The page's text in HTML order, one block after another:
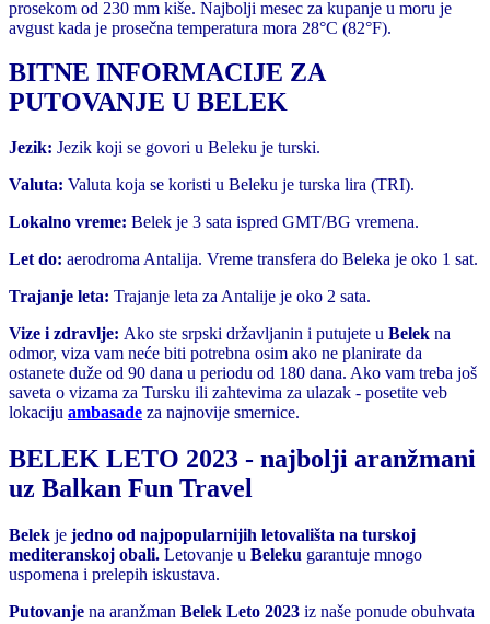
prosekom od 230 mm kiše. Najbolji mesec za kupanje u moru je
avgust kada je prosečna temperatura mora 28°C (82°F).
BITNE INFORMACIJE ZA
PUTOVANJE U BELEK
Jezik: Jezik koji se govori u Beleku je turski.
Valuta: Valuta koja se koristi u Beleku je turska lira (TRI).
Lokalno vreme: Belek je 3 sata ispred GMT/BG vremena.
Let do: aerodroma Antalija. Vreme transfera do Beleka je oko 1 sat.
Trajanje leta: Trajanje leta za Antalije je oko 2 sata.
Vize i zdravlje: Ako ste srpski državljanin i putujete u Belek na
odmor, viza vam neće biti potrebna osim ako ne planirate da
ostanete duže od 90 dana u periodu od 180 dana. Ako vam treba još
saveta o vizama za Tursku ili zahtevima za ulazak - posetite veb
lokaciju ambasade za najnovije smernice.
BELEK LETO 2023 - najbolji aranžmani
uz Balkan Fun Travel
Belek je jedno od najpopularnijih letovališta na turskoj
mediteranskoj obali. Letovanje u Beleku garantuje mnogo
uspomena i prelepih iskustava.
Putovanje na aranžman Belek Leto 2023 iz naše ponude obuhvata